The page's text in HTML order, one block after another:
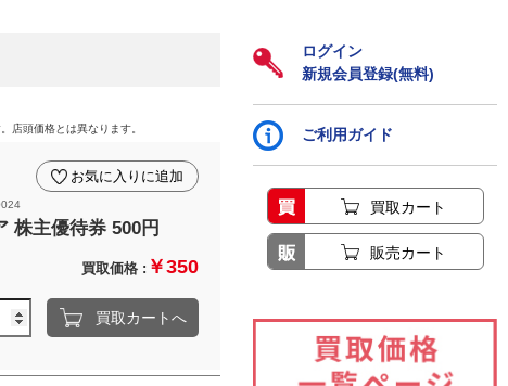
店頭価格とは異なります。
株主優待券 500円
お気に入りに追加
買取価格 : ￥350
買取カートへ
ログイン
新規会員登録(無料)
ご利用ガイド
買取カート
販売カート